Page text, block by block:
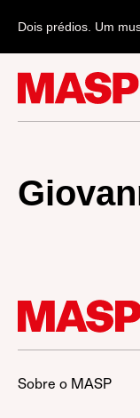
Dois prédios. Um
Sobre o MASP